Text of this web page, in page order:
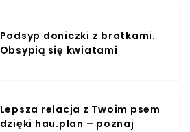
Podsyp doniczki z bratkami.
Obsypią się kwiatami
Lepsza relacja z Twoim psem
dzięki hau.plan – poznaj